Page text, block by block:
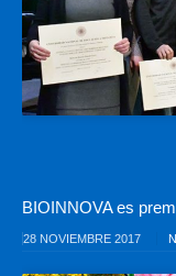
BIOINNOVA es
28 NOVIEMBRE 2017